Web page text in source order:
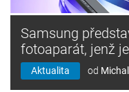
Samsung
fotoaparát, jenž
Aktualita od